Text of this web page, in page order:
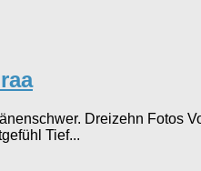
Dreizehn Fotos
Tief...